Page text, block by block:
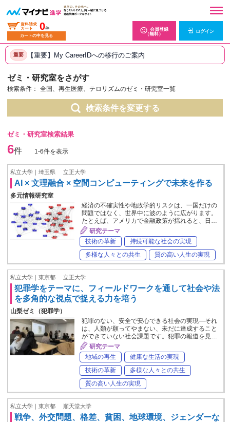
資料請求
カート
0件
カートの中を見る
会員登録
（無料）
ログイン
重要 【重要】My CareerIDへの移行のご案内
ゼミ・研究室をさがす
検索条件： 全国、再生医療、テロリズムのゼミ・研究室一覧
検索条件を変更する
ゼミ・研究室検索結果
6件 1-6件を表示
私立大学｜埼玉県 立正大学
AI × 文理融合 × 空間コンピューティングで未来を作る
多元情報研究室
経済の不確実性や地政学的リスクは、一国だけの
問題ではなく、世界中に波のように広がります。
たとえば、アメリカで金融政策が揺れると、日…
研究テーマ
技術の革新
持続可能な社会の実現
多様な人々との共生
質の高い人生の実現
私立大学｜東京都 立正大学
犯罪学をテーマに、フィールドワークを通して社会や法
を多角的な視点で捉える力を培う
山梨ゼミ（犯罪学）
犯罪のない、安全で安心できる社会の実現―それ
は、人類が願ってやまない、未だに達成すること
ができていない社会課題です。犯罪の報道を見…
研究テーマ
地域の再生
健康な生活の実現
技術の革新
多様な人々との共生
質の高い人生の実現
私立大学｜東京都 順天堂大学
戦争、外交問題、格差、貧困、地球環境、ジェンダーな